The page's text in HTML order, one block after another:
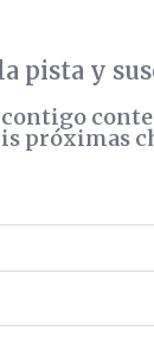
pista y
próximas